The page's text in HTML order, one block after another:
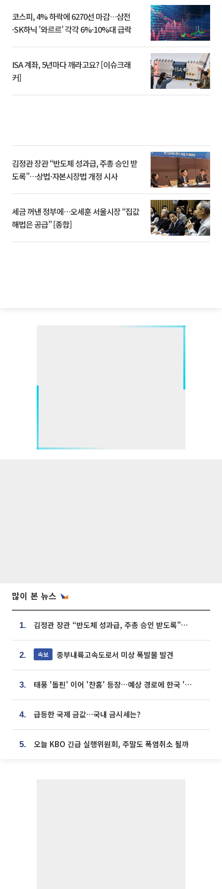
코스피, 4% 하락에 6270선 마감…삼전
·SK하닉 '와르르' 각각 6%·10%대 급락
ISA 계좌, 5년마다 깨라고요? [이슈크래
커]
김정관 장관 “반도체 성과급, 주총 승인 받
도록”…상법·자본시장법 개정 시사
세금 꺼낸 정부에…오세훈 서울시장 “집값
해법은 공급” [종합]
많이 본 뉴스
1. 김정관 장관 “반도체 성과급, 주총 승인 받도록”…상법·자본시장법 개정 시사
2. 속보 중부내륙고속도로서 미상 폭발물 발견
3. 태풍 '돌핀' 이어 '찬홈' 등장…예상 경로에 한국 '한숨'
4. 급등한 국제 금값…국내 금시세는?
5. 오늘 KBO 긴급 실행위원회, 주말도 폭염취소 될까